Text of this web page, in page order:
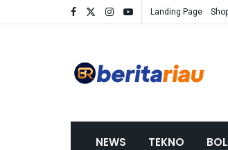
Landing Page
NEWS TEKNO